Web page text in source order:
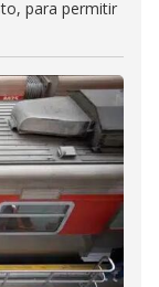
para permitir